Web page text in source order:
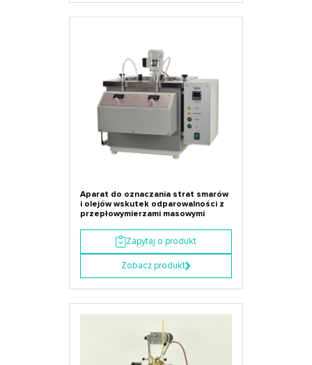
Aparat do oznaczania strat smarów
i olejów wskutek odparowalności z
przepłowymierzami masowymi
Zapytaj o produkt
Zobacz produkt